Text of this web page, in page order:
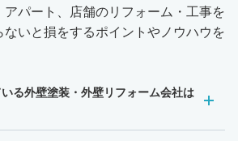
パート、店舗のリフォーム・工事を
いと損をするポイントやノウハウを
る外壁塗装・外壁リフォーム会社は